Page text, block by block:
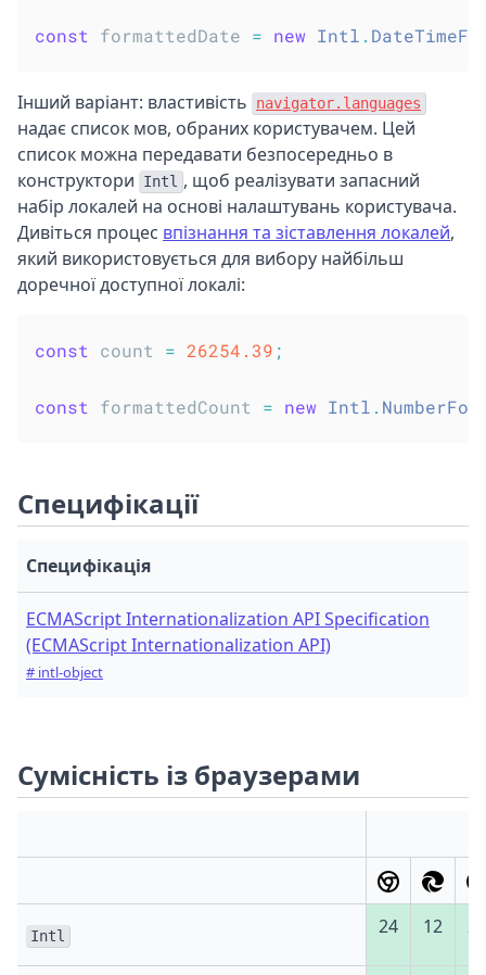
const formattedDate = new Intl .
Інший варіант: властивість navigator.languages
надає список мов, обраних користувачем. Цей
список можна передавати безпосередньо в
конструктори
Intl , щоб реалізувати запасний
набір локалей на основі налаштувань користувача.
Дивіться процес впізнання та зіставлення локалей,
який використовується для вибору найбільш
доречної доступної локалі:
const count = 26254.39 ;
const formattedCount = new Intl .
Специфікації
Специфікація
ECMAScript Internationalization API Specification
(ECMAScript Internationalization API)
# intl-object
Сумісність із браузерами
Intl 24 12 29